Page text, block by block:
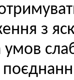
з
умов